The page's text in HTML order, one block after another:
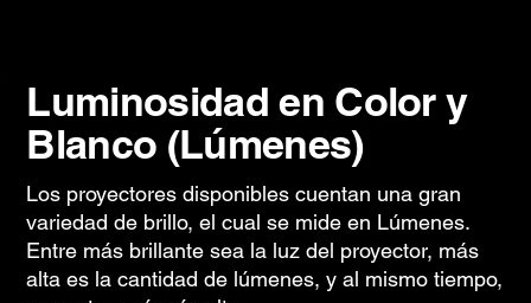
Luminosidad en Color y
Blanco (Lúmenes)
Los proyectores disponibles cuentan una gran
variedad de brillo, el cual se mide en Lúmenes.
Entre más brillante sea la luz del proyector, más
alta es la cantidad de lúmenes, y al mismo tiempo,